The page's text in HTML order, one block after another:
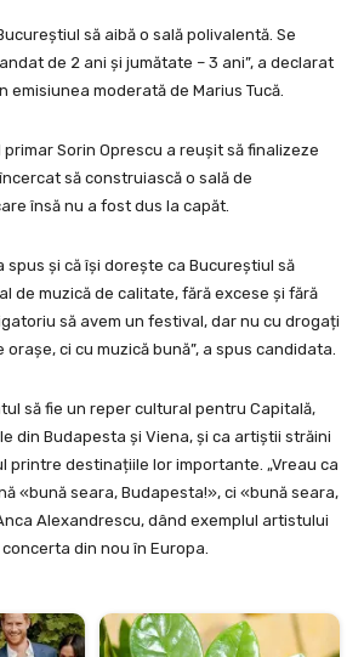
să aibă o sală polivalentă. Se
de 2 ani și jumătate – 3 ani”, a declarat
emisiunea moderată de Marius Tucă.
Sorin Oprescu a reușit să finalizeze
să construiască o sală de
însă nu a fost dus la capăt.
spus și că își dorește ca Bucureștiul să
de muzică de calitate, fără excese și fără
să avem un festival, dar nu cu drogați
orașe, ci cu muzică bună”, a spus candidata.
să fie un reper cultural pentru Capitală,
din Budapesta și Viena, și ca artiștii străini
printre destinațiile lor importante. „Vreau ca
«bună seara, Budapesta!», ci «bună seara,
Alexandrescu, dând exemplul artistului
din nou în Europa.